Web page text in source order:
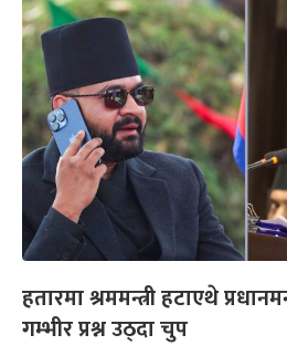
हतारमा श्रममन्त्री हटाएथे
गम्भीर प्रश्न उठ्दा चुप